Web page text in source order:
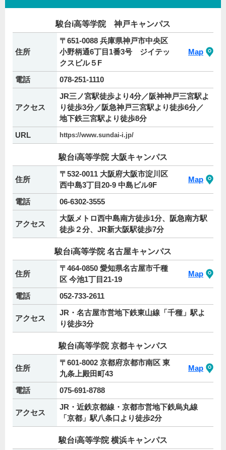
駿台i高等学院 神戸キャンパス
住所
〒651-0088 兵庫県神戸市中央区
小野柄通6丁目1番3号 ジイテッ
クスビル５F
Map
電話 078-251-1110
アクセス
JR三ノ宮駅徒歩より4分／阪神神戸三宮駅よ
り徒歩3分／阪急神戸三宮駅より徒歩6分／
地下鉄三宮駅より徒歩8分
URL
https://www.sundai-i.jp/
駿台i高等学院 大阪キャンパス
住所
〒532-0011 大阪府大阪市淀川区
西中島3丁目20-9 中島ビル9F
Map
電話 06-6302-3555
アクセス
大阪メトロ西中島南方徒歩1分、阪急南方駅
徒歩２分、JR新大阪駅徒歩7分
駿台i高等学院 名古屋キャンパス
住所
〒464-0850 愛知県名古屋市千種
区 今池1丁目21-19
Map
電話 052-733-2611
アクセス
JR・名古屋市営地下鉄東山線「千種」駅よ
り徒歩3分
駿台i高等学院 京都キャンパス
住所
〒601-8002 京都府京都市南区 東
九条上殿田町43
Map
電話 075-691-8788
アクセス
JR・近鉄京都線・京都市営地下鉄烏丸線
「京都」駅八条口より徒歩2分
駿台i高等学院 横浜キャンパス